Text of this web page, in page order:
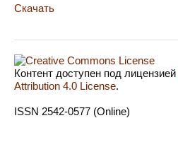
Скачать
Контент доступен под лицензией
Attribution 4.0 License.
ISSN 2542-0577 (Online)